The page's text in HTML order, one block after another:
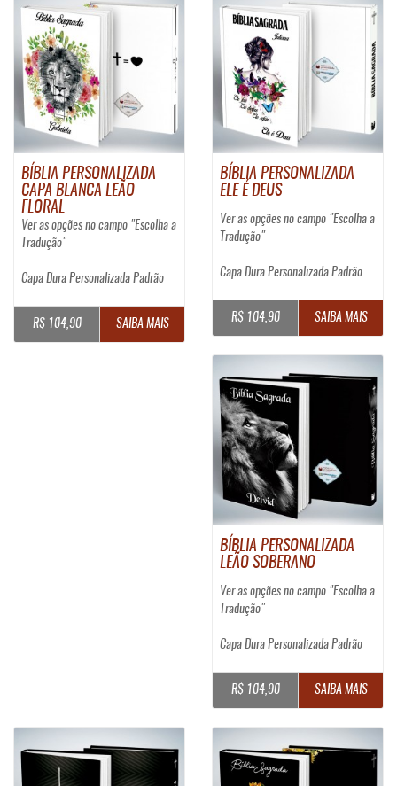
BÍBLIA PERSONALIZADA
CAPA BLANCA LEÃO
FLORAL
Ver as opções no campo "Escolha a
Tradução"
Capa Dura Personalizada Padrão
R$ 104,90 SAIBA MAIS
BÍBLIA PERSONALIZADA
ELE É DEUS
Ver as opções no campo "Escolha a
Tradução"
Capa Dura Personalizada Padrão
R$ 104,90 SAIBA MAIS
BÍBLIA PERSONALIZADA
LEÃO SOBERANO
Ver as opções no campo "Escolha a
Tradução"
Capa Dura Personalizada Padrão
R$ 104,90 SAIBA MAIS